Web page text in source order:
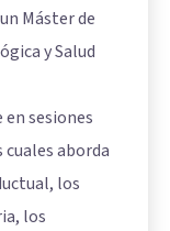
Máster de
y Salud
sesiones
aborda
los
los